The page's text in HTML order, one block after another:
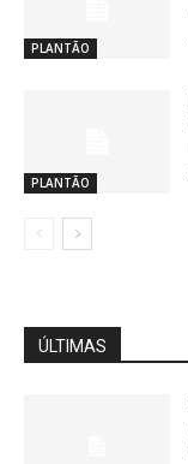
PLANTÃO
PLANTÃO
ÚLTIMAS